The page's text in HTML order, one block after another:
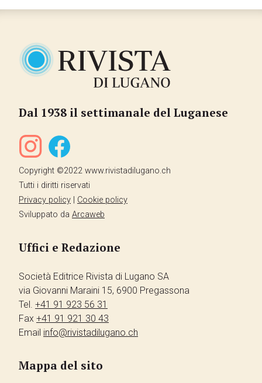
Dal 1938 il settimanale del Luganese
Copyright ©2022 www.rivistadilugano.ch
Tutti i diritti riservati
Privacy policy
Cookie policy
Sviluppato da Arcaweb
Uffici e Redazione
Società Editrice Rivista di Lugano SA
via Giovanni Maraini 15, 6900 Pregassona
Tel. +41 91 923 56 31
Fax +41 91 921 30 43
Email info@rivistadilugano.ch
Mappa del sito